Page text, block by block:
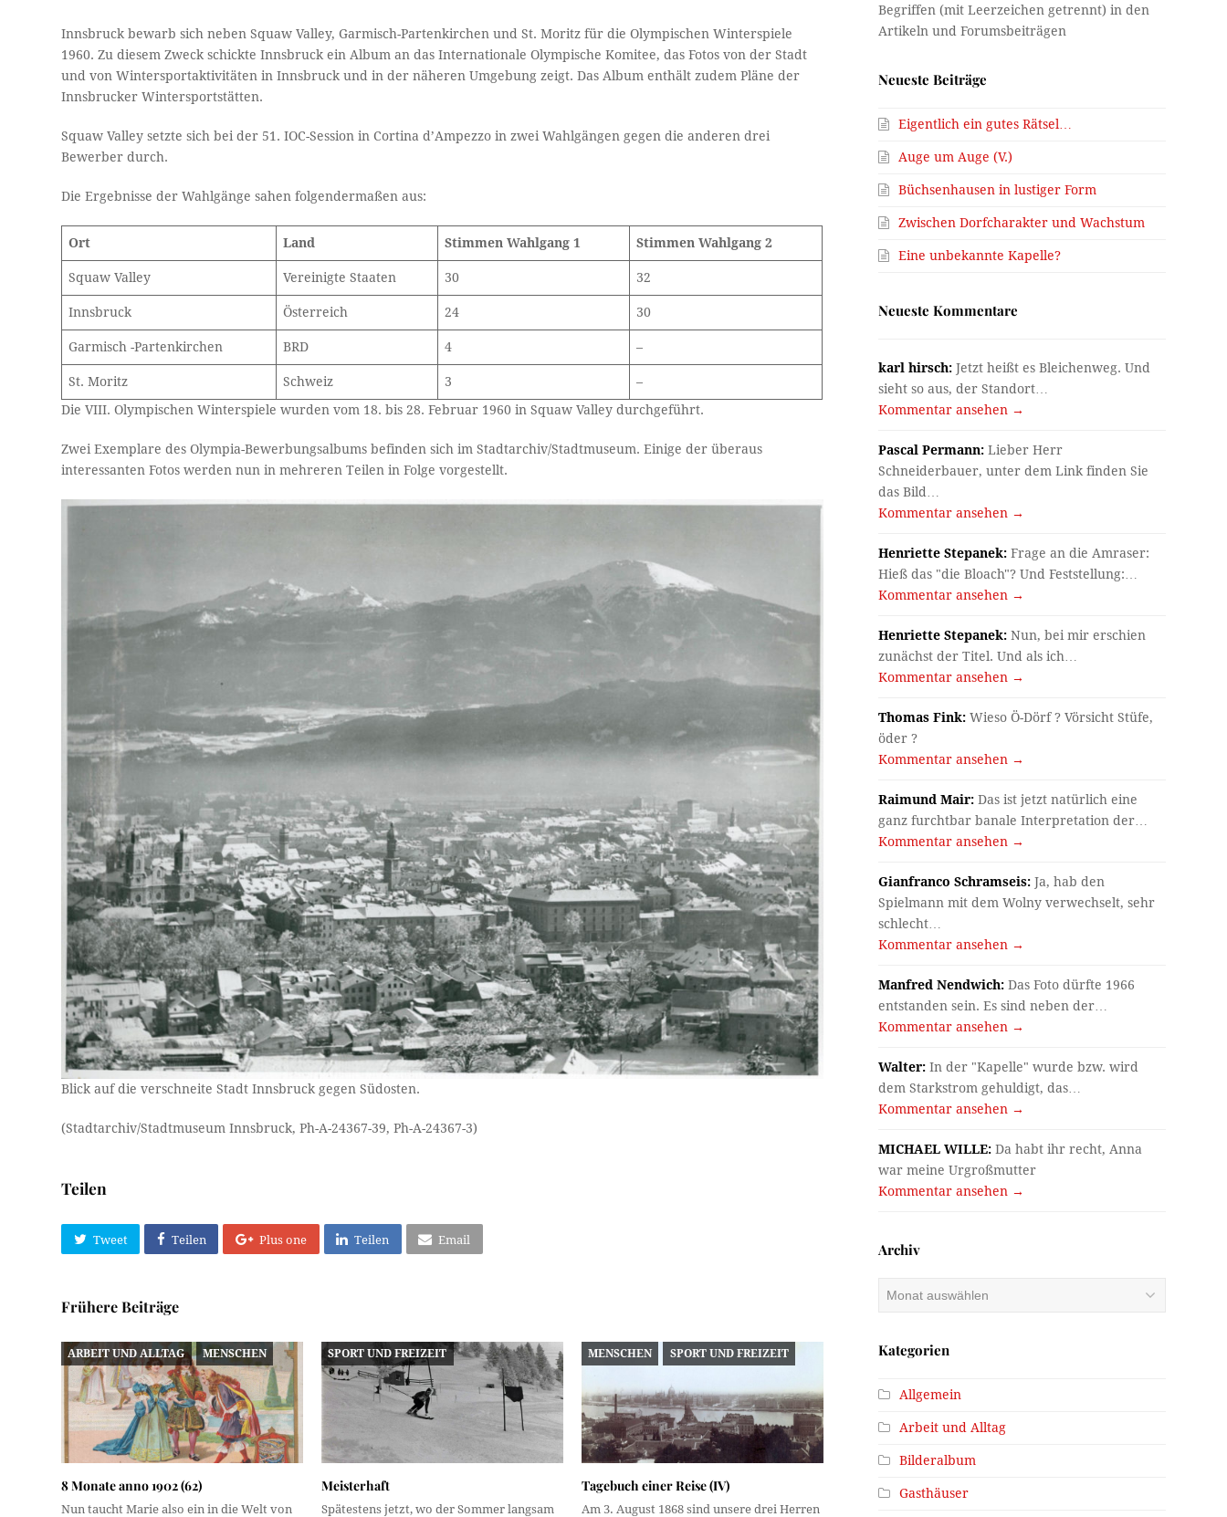
Innsbruck bewarb sich neben Squaw Valley, Garmisch-Partenkirchen und St. Moritz für die Olympischen Winterspiele
1960. Zu diesem Zweck schickte Innsbruck ein Album an das Internationale Olympische Komitee, das Fotos von der Stadt
und von Wintersportaktivitäten in Innsbruck und in der näheren Umgebung zeigt. Das Album enthält zudem Pläne der
Innsbrucker Wintersportstätten.
Squaw Valley setzte sich bei der 51. IOC-Session in Cortina d’Ampezzo in zwei Wahlgängen gegen die anderen drei
Bewerber durch.
Die Ergebnisse der Wahlgänge sahen folgendermaßen aus:
Ort Land Stimmen Wahlgang 1 Stimmen Wahlgang 2
Squaw Valley Vereinigte Staaten 30 32
Innsbruck Österreich 24 30
Garmisch -Partenkirchen BRD 4 –
St. Moritz Schweiz 3
–
Die VIII. Olympischen Winterspiele wurden vom 18. bis 28. Februar 1960 in Squaw Valley durchgeführt.
Zwei Exemplare des Olympia-Bewerbungsalbums befinden sich im Stadtarchiv/Stadtmuseum. Einige der überaus
interessanten Fotos werden nun in mehreren Teilen in Folge vorgestellt.
Blick auf die verschneite Stadt Innsbruck gegen Südosten.
(Stadtarchiv/Stadtmuseum Innsbruck, Ph-A-24367-39, Ph-A-24367-3)
Teilen
Tweet Teilen Plus one Teilen Email
Frühere Beiträge
ARBEIT UND ALLTAG MENSCHEN
8 Monate anno 1902 (62)
Nun taucht Marie also ein in die Welt von
SPORT UND FREIZEIT
Meisterhaft
Spätestens jetzt, wo der Sommer langsam
MENSCHEN SPORT UND FREIZEIT
Tagebuch einer Reise (IV)
Am 3. August 1868 sind unsere drei Herren
Neueste Beiträge
Eigentlich ein gutes Rätsel…
Auge um Auge (V.)
Büchsenhausen in lustiger Form
Zwischen Dorfcharakter und Wachstum
Eine unbekannte Kapelle?
Neueste Kommentare
karl hirsch: Jetzt heißt es Bleichenweg. Und
sieht so aus, der Standort…
Kommentar ansehen →
Pascal Permann: Lieber Herr
Schneiderbauer, unter dem Link finden Sie
das Bild…
Kommentar ansehen →
Henriette Stepanek: Frage an die Amraser:
Hieß das "die Bloach"? Und Feststellung:…
Kommentar ansehen →
Henriette Stepanek: Nun, bei mir erschien
zunächst der Titel. Und als ich…
Kommentar ansehen →
Thomas Fink: Wieso Ö-Dörf ? Vörsicht Stüfe,
öder ?
Kommentar ansehen →
Raimund Mair: Das ist jetzt natürlich eine
ganz furchtbar banale Interpretation der…
Kommentar ansehen →
Gianfranco Schramseis: Ja, hab den
Spielmann mit dem Wolny verwechselt, sehr
schlecht…
Kommentar ansehen →
Manfred Nendwich: Das Foto dürfte 1966
entstanden sein. Es sind neben der…
Kommentar ansehen →
Walter: In der "Kapelle" wurde bzw. wird
dem Starkstrom gehuldigt, das…
Kommentar ansehen →
MICHAEL WILLE: Da habt ihr recht, Anna
war meine Urgroßmutter
Kommentar ansehen →
Archiv
Kategorien
Allgemein
Arbeit und Alltag
Bilderalbum
Gasthäuser